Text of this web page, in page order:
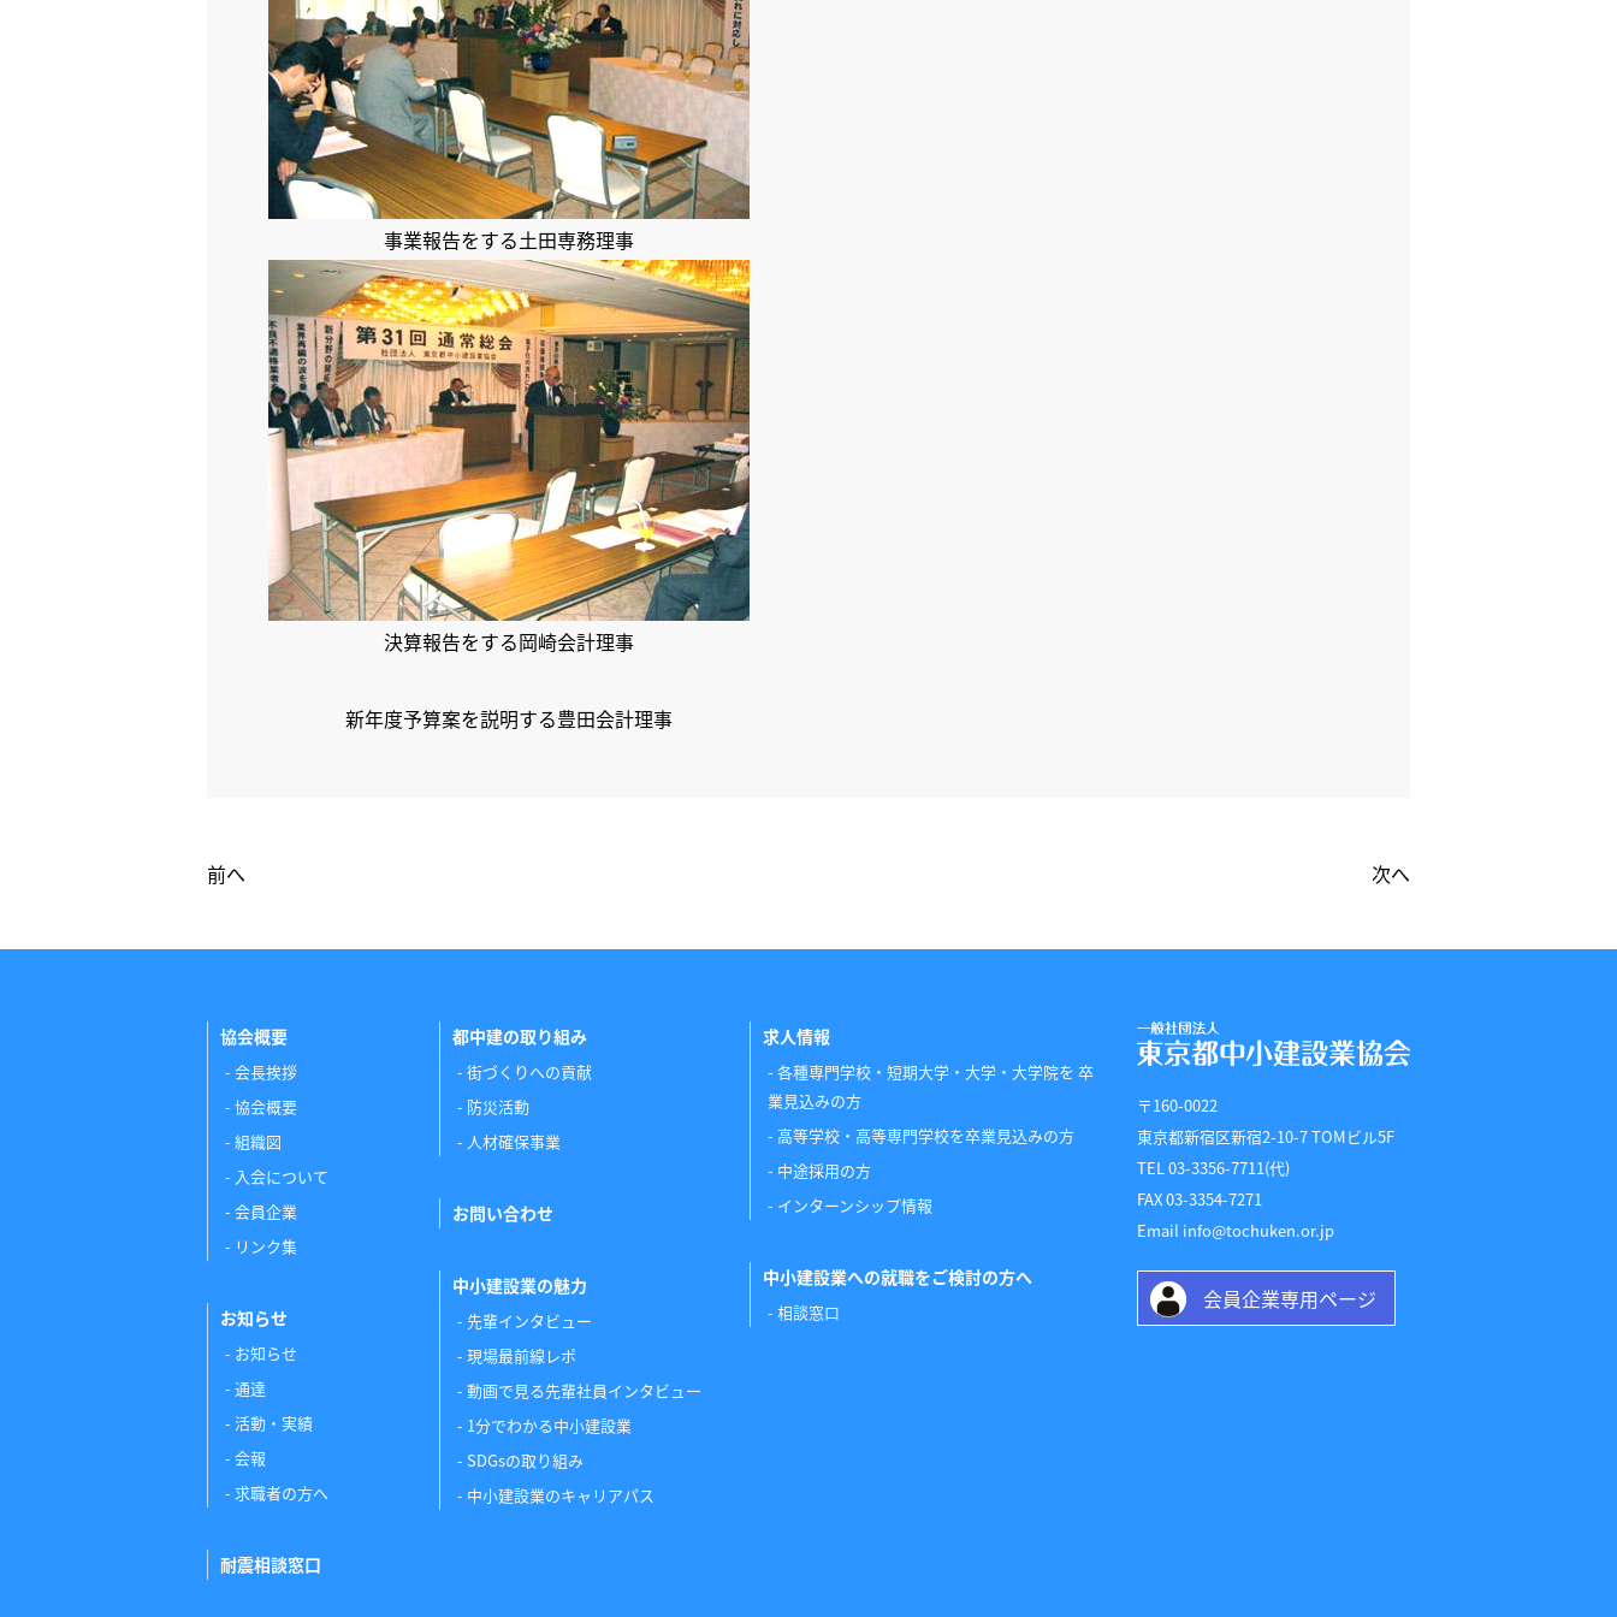
事業報告をする土田専務理事
決算報告をする岡崎会計理事
新年度予算案を説明する豊田会計理事
前へ 次へ
協会概要
会長挨拶
協会概要
組織図
入会について
会員企業
リンク集
お知らせ
お知らせ
通達
活動・実績
会報
求職者の方へ
耐震相談窓口
都中建の取り組み
街づくりへの貢献
防災活動
人材確保事業
お問い合わせ
中小建設業の魅力
先輩インタビュー
現場最前線レポ
動画で見る先輩社員インタビュー
1分でわかる中小建設業
SDGsの取り組み
中小建設業のキャリアパス
求人情報
各種専門学校・短期大学・大学・大学院を 卒
業見込みの方
高等学校・高等専門学校を卒業見込みの方
中途採用の方
インターンシップ情報
中小建設業への就職をご検討の方へ
相談窓口
〒160-0022
東京都新宿区新宿2-10-7 TOMビル5F
TEL 03-3356-7711(代)
FAX 03-3354-7271
Email info@tochuken.or.jp
会員企業専用ページ